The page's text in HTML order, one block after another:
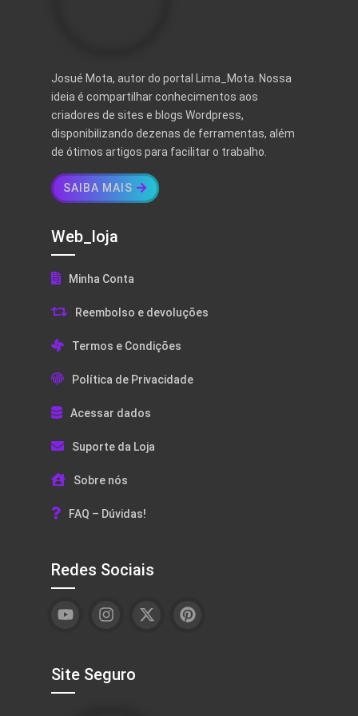
Josué Mota, autor do portal Lima_Mota. Nossa
ideia é compartilhar conhecimentos aos
criadores de sites e blogs Wordpress,
disponibilizando dezenas de ferramentas, além
de ótimos artigos para facilitar o trabalho.
SAIBA MAIS
Web_loja
Minha Conta
Reembolso e devoluções
Termos e Condições
Política de Privacidade
Acessar dados
Suporte da Loja
Sobre nós
FAQ – Dúvidas!
Redes Sociais
Site Seguro